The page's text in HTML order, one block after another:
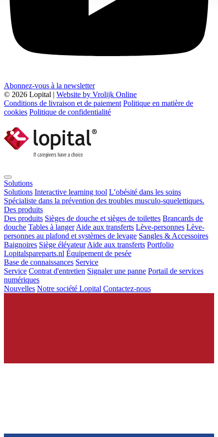
Abonnez-vous à la newsletter
© 2026 Lopital | Website by Vrolijk Online
Conditions de livraison et de paiement Politique en matière de
cookies Politique de confidentialité
Solutions
Solutions Interactive learning tool L’obésité dans les soins
Spécialiste dans la prévention des troubles musculo-squelettiques.
Des produits
Des produits Sièges de douche et sièges de toilettes Brancards de
douche Tables à langerAide aux transferts Lève-personnes Lève-
personnes au plafond et systèmes de levage Sangles & Accessoires
Baignoires Siège élévateurAide aux transferts Portfolio
Lopitalspareparts.nl Équipement de pesée
Base de connaissances Service
Service Contrat d'entretien Signaler une panne Portail de services
numériques
Nouvelles Notre société Lopital Contactez-nous